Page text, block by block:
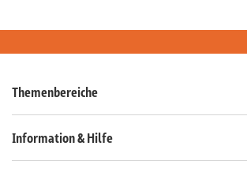
Themenbereiche
Information & Hilfe